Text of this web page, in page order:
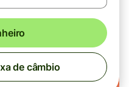
de câmbio